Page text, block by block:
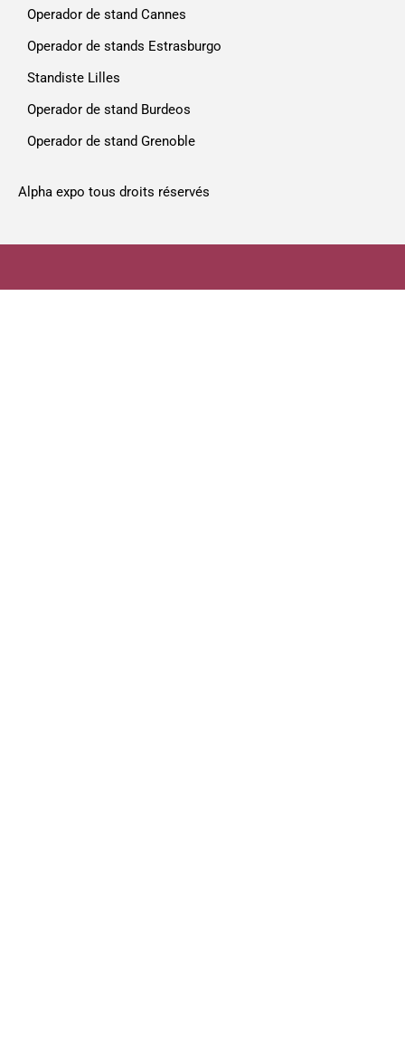
Operador de stand Cannes
Operador de stands Estrasburgo
Standiste Lilles
Operador de stand Burdeos
Operador de stand Grenoble
Alpha expo tous droits réservés